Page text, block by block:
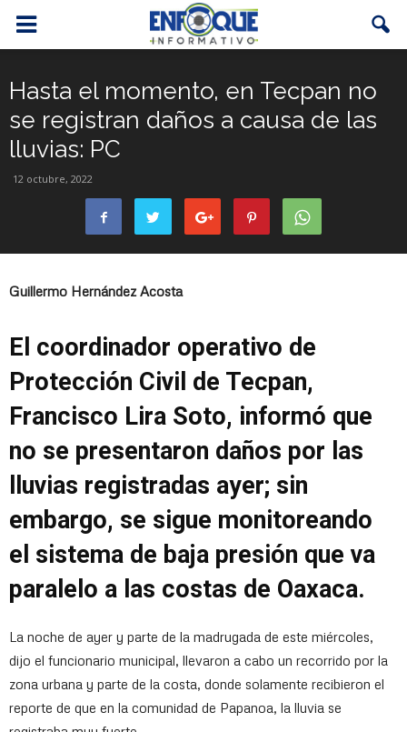
Hasta el momento, en Tecpan no
se registran daños a causa de las
lluvias: PC
12 octubre, 2022
Guillermo Hernández Acosta
El coordinador operativo de
Protección Civil de Tecpan,
Francisco Lira Soto, informó que
no se presentaron daños por las
lluvias registradas ayer; sin
embargo, se sigue monitoreando
el sistema de baja presión que va
paralelo a las costas de Oaxaca.
La noche de ayer y parte de la madrugada de este miércoles,
dijo el funcionario municipal, llevaron a cabo un recorrido por la
zona urbana y parte de la costa, donde solamente recibieron el
reporte de que en la comunidad de Papanoa, la lluvia se